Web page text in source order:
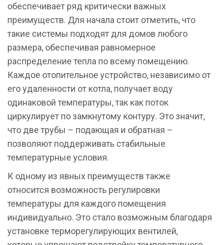
обеспечивает ряд критически важных
преимуществ. Для начала стоит отметить, что
такие системы подходят для домов любого
размера, обеспечивая равномерное
распределение тепла по всему помещению.
Каждое отопительное устройство, независимо от
его удаленности от котла, получает воду
одинаковой температуры, так как поток
циркулирует по замкнутому контуру. Это значит,
что две трубы – подающая и обратная –
позволяют поддерживать стабильные
температурные условия.
К одному из явных преимуществ также
относится возможность регулировки
температуры для каждого помещения
индивидуально. Это стало возможным благодаря
установке терморегулирующих вентилей,